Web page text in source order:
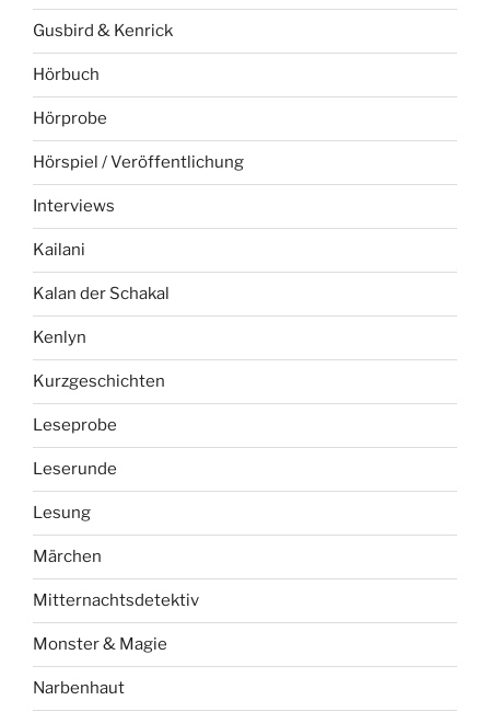
Gusbird & Kenrick
Hörbuch
Hörprobe
Hörspiel / Veröffentlichung
Interviews
Kailani
Kalan der Schakal
Kenlyn
Kurzgeschichten
Leseprobe
Leserunde
Lesung
Märchen
Mitternachtsdetektiv
Monster & Magie
Narbenhaut